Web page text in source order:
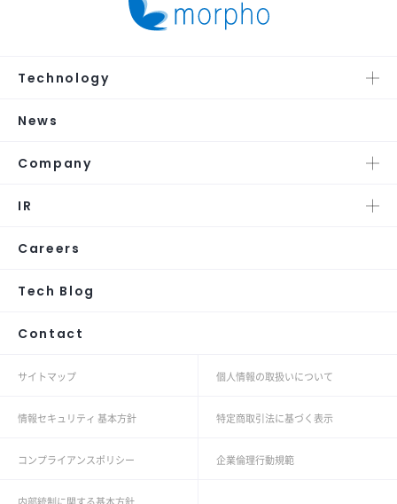
Technology
News
Company
IR
Careers
Tech Blog
Contact
サイトマップ 個人情報の取扱いについて
情報セキュリティ 基本方針 特定商取引法に基づく表示
コンプライアンスポリシー 企業倫理行動規範